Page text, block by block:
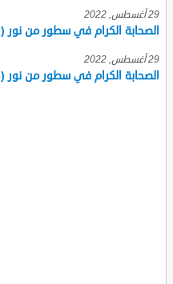
29 أغسطس, 2022
الصحابة الكرام في سطور من نور (12)
29 أغسطس, 2022
الصحابة الكرام في سطور من نور (13)